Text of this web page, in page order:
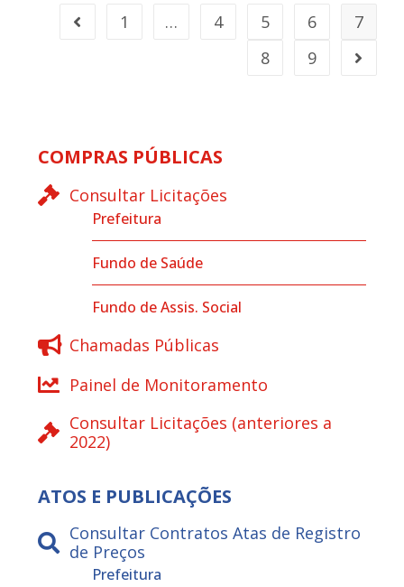
1 … 4 5 6
7
8
9
COMPRAS PÚBLICAS
Consultar Licitações
Prefeitura
Fundo de Saúde
Fundo de Assis. Social
Chamadas Públicas
Painel de Monitoramento
Consultar Licitações (anteriores a
2022)
ATOS E PUBLICAÇÕES
Consultar Contratos Atas de Registro
de Preços
Prefeitura